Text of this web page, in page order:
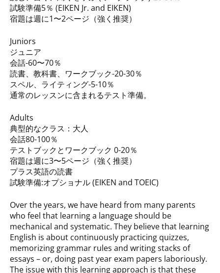
試験準備5％ (EIKEN Jr. and EIKEN)
宿題は週に1〜2ページ（強く推奨）
Juniors
ジュニア
会話-60〜70％
読書、教科書、ワークブック-20-30％
スペル、ライティング-5-10％
通常のレッスンに含まれるテスト準備。
Adults
典型的なクラス：大人
会話80-100％
テストブックとワークブック 0-20％
宿題は週に3〜5ページ（強く推奨）
プラス英語の読書
試験準備:オプショナル (EIKEN and TOEIC)
Over the years, we have heard from many parents
who feel that learning a language should be
mechanical and systematic. They believe that learning
English is about continuously practicing quizzes,
memorizing grammar rules and writing stacks of
essays – or, doing past year exam papers laboriously.
The issue with this learning approach is that these